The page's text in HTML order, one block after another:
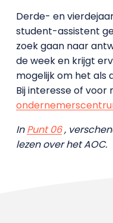
Derde- en
student-assistent
zoek gaan naar
de week en krijgt
mogelijk om het als
Bij interesse of
InPunt 06,
lezen over het AOC.